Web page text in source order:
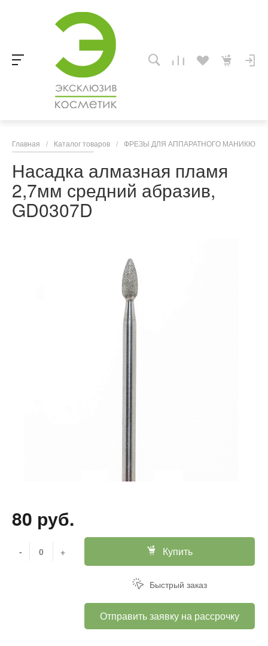
Главная / Каталог товаров / ФРЕЗЫ ДЛЯ АППАРАТНОГО
Насадка алмазная пламя
2,7мм средний абразив,
GD0307D
80 руб.
- + Купить
Быстрый заказ
Отправить заявку на рассрочку